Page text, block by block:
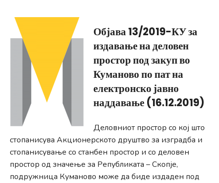
Објава 13/2019-КУ за
издавање на деловен
простор под закуп во
Куманово по пат на
електронско јавно
наддавање (16.12.2019)
Деловниот простор со кој што
стопанисува Акционерското друштво за изградба и
стопанисување со станбен простор и со деловен
простор од значење за Републиката – Скопје,
подружница Куманово може да биде издаден под